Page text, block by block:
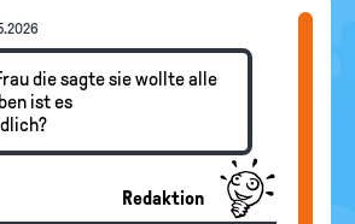
die sagte sie wollte alle
ist es
Redaktion